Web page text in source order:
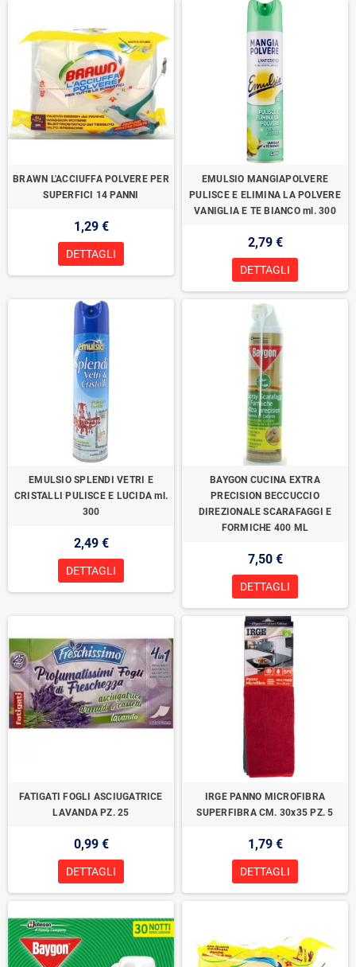
BRAWN L'ACCIUFFA POLVERE PER
SUPERFICI 14 PANNI
1,29 €
DETTAGLI
EMULSIO MANGIAPOLVERE
PULISCE E ELIMINA LA POLVERE
VANIGLIA E TE BIANCO ml. 300
2,79 €
DETTAGLI
EMULSIO SPLENDI VETRI E
CRISTALLI PULISCE E LUCIDA ml.
300
2,49 €
DETTAGLI
BAYGON CUCINA EXTRA
PRECISION BECCUCCIO
DIREZIONALE SCARAFAGGI E
FORMICHE 400 ML
7,50 €
DETTAGLI
FATIGATI FOGLI ASCIUGATRICE
LAVANDA PZ. 25
0,99 €
DETTAGLI
IRGE PANNO MICROFIBRA
SUPERFIBRA CM. 30x35 PZ. 5
1,79 €
DETTAGLI